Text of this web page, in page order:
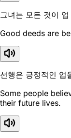
그녀는 모든 것이
Good deeds are
선행은 긍정적인 업
Some people
their future lives.